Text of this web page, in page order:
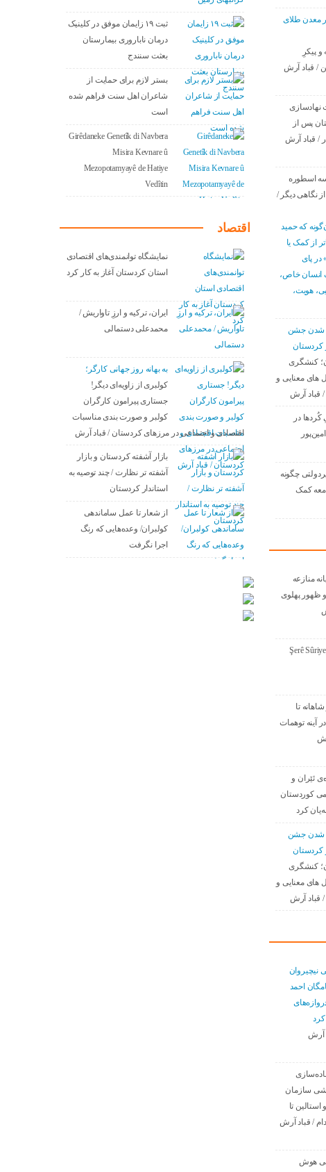
در معدن طلای
پیکرِ
/ قباد آرش
نهادسازی
پس از
/ قباد آرش
اسطوره
نگاهی دیگر /
که حمید
از کمک یا
پای
انسان خاص،
هویت،
شدن جشن
کردستان
کنشگری
های معنایی و
قباد آرش
در
چگونه
کمک
منازعە
و ظهور پهلوی
Şerê
شاهانه تا
آینه توهمات
ئێران و
کوردستان
کرد
شدن جشن
کردستان
کنشگری
های معنایی و
قباد آرش
نیچیروان
احمد
آرش
سازمان
استالین تا
/ قباد آرش
هوش
ثبت ۱۹ زایمان موفق در کلینیک
درمان ناباروری بیمارستان
بعثت سنندج
بستر لازم برای حمایت از
شاعران اهل سنت فراهم شده
است
Girêdaneke Genetîk di Navbera
Misira Kevnare û
Mezopotamyayê de Hatiye
Vedîtin
اقتصاد
نمایشگاه توانمندی‌های اقتصادی
استان کردستان آغاز به کار کرد
ایران، ترکیه و ارزِ تاواریش /
محمدعلی دستمالی
به بهانه روز جهانی کارگر؛
کولبری از زاویه‌ای دیگر!
جستاری پیرامون کارگران
کولبر و صورت بندی مناسبات
اقتصادی و اجتماعی در مرزهای کردستان / قباد آرش
بازار آشفته کردستان و بازار
آشفته­ تر نظارت / چند توصیه به
استاندار کردستان
از شعار تا عمل ساماندهی
کولبران/ وعده‌هایی که رنگ
اجرا نگرفت